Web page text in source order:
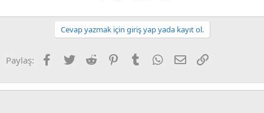
Cevap yazmak için giriş yap yada kayıt ol.
Paylaş: Facebook
Twitter Reddit PinterestTumblr WhatsApp
E-posta